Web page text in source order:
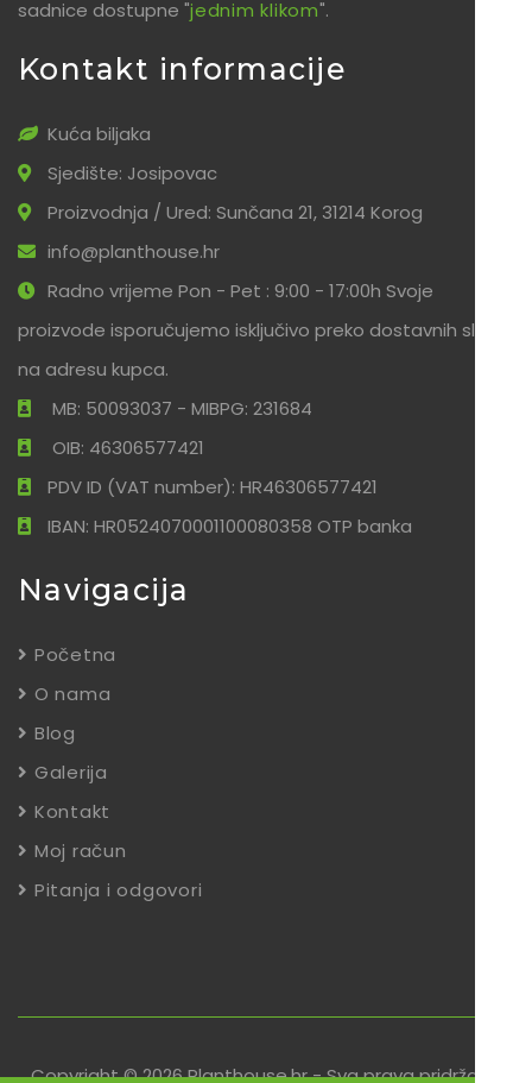
sadnice dostupne "jednim klikom".
Kontakt informacije
Kuća biljaka
Sjedište: Josipovac
Proizvodnja / Ured: Sunčana 21, 31214 Korog
info@planthouse.hr
Radno vrijeme Pon - Pet : 9:00 - 17:00h Svoje
proizvode isporučujemo isključivo preko dostavnih službi
na adresu kupca.
MB: 50093037 - MIBPG: 231684
OIB: 46306577421
PDV ID (VAT number): HR46306577421
IBAN: HR0524070001100080358 OTP banka
Navigacija
Početna
O nama
Blog
Galerija
Kontakt
Moj račun
Pitanja i odgovori
Copyright © 2026 Planthouse.hr - Sva prava pridržana